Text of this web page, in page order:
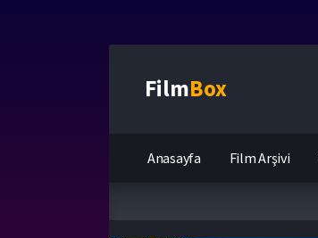
FilmBox
Anasayfa Film Arşivi